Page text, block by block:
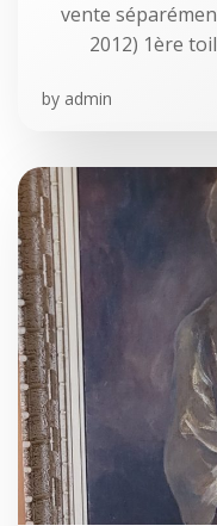
vente
2012) 1ère
by admin